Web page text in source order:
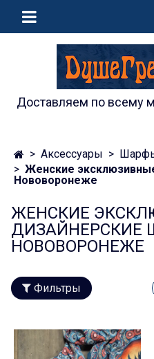
Доставляем по всему
Аксессуары
Женские
Нововоронеже
ЖЕНСКИЕ
ДИЗАЙНЕРСКИЕ
НОВОВОРОНЕЖЕ
Фильтры